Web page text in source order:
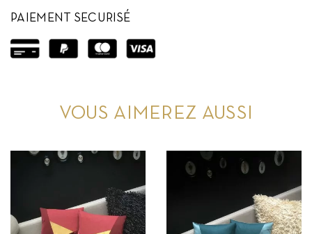
PAIEMENT SECURISÉ
VOUS AIMEREZ AUSSI